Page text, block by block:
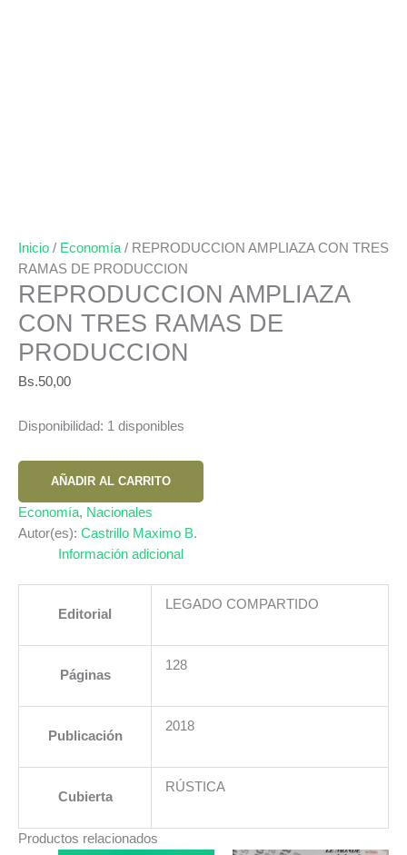
Inicio / Economía / REPRODUCCION AMPLIAZA CON TRES
RAMAS DE PRODUCCION
REPRODUCCION AMPLIAZA
CON TRES RAMAS DE
PRODUCCION
Bs.50,00
Disponibilidad: 1 disponibles
REPRODUCCION
AMPLIAZA
CON
TRES
RAMAS
cantidad
AÑADIR AL CARRITO
Economía, Nacionales
Autor(es): Castrillo Maximo B.
Información adicional
Editorial
LEGADO COMPARTIDO
Páginas
128
Publicación
2018
Cubierta
RÚSTICA
Productos relacionados